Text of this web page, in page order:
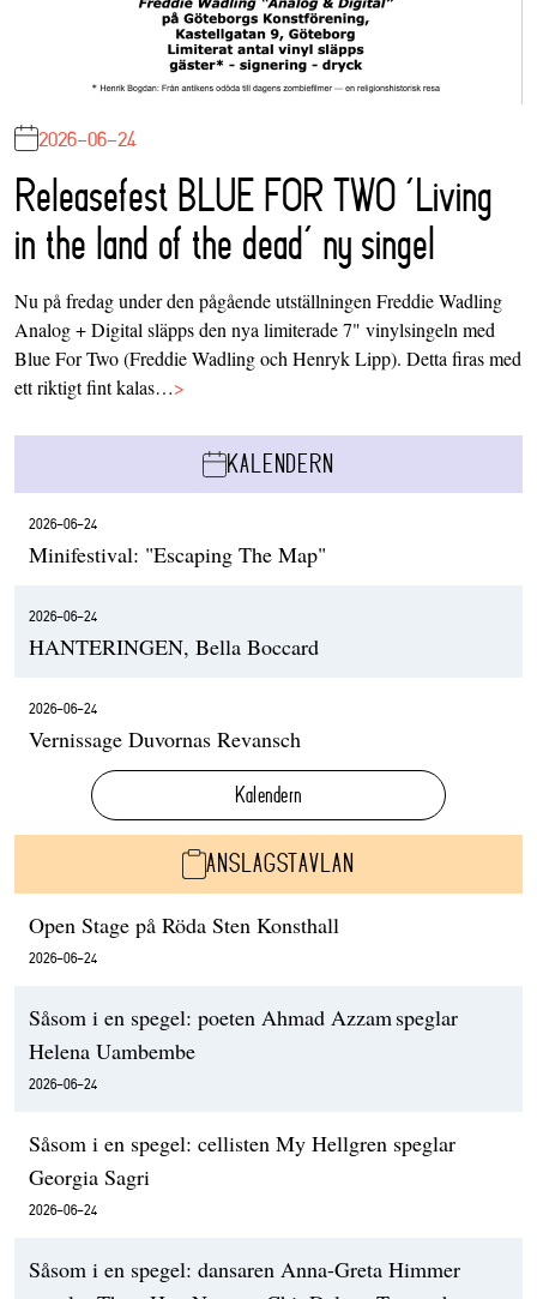
2026-06-24
Releasefest BLUE FOR TWO ‘Living
in the land of the dead’ ny singel
Nu på fredag under den pågående utställningen Freddie Wadling
Analog + Digital släpps den nya limiterade 7" vinylsingeln med
Blue For Two (Freddie Wadling och Henryk Lipp). Detta firas med
ett riktigt fint kalas…>
KALENDERN
2026-06-24
Minifestival: "Escaping The Map"
2026-06-24
HANTERINGEN, Bella Boccard
2026-06-24
Vernissage Duvornas Revansch
Kalendern
ANSLAGSTAVLAN
Open Stage på Röda Sten Konsthall
2026-06-24
Såsom i en spegel: poeten Ahmad Azzam speglar
Helena Uambembe
2026-06-24
Såsom i en spegel: cellisten My Hellgren speglar
Georgia Sagri
2026-06-24
Såsom i en spegel: dansaren Anna-Greta Himmer